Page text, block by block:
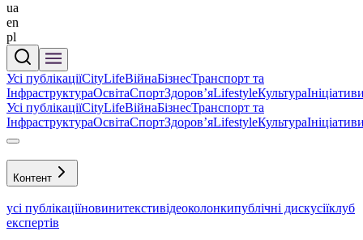
ua
en
pl
Усі публікаціїCityLifeВійнаБізнесТранспорт та
ІнфраструктураОсвітаСпортЗдоровʼяLifestyleКультура
Усі публікаціїCityLifeВійнаБізнесТранспорт та
ІнфраструктураОсвітаСпортЗдоровʼяLifestyleКультура
Контент
усі публікаціїновинитекстивідеоколонкипублічні дискусіїклуб
експертів